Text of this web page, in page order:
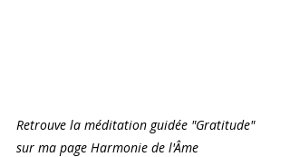
Retrouve la méditation guidée "Gratitude"
sur ma page Harmonie de l'Âme